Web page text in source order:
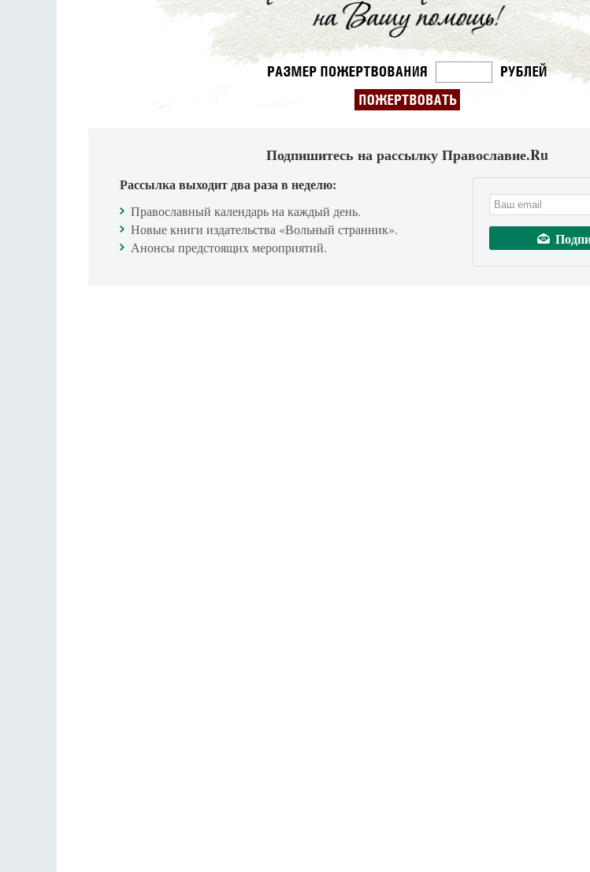
Подпишитесь на рассылку Православие.Ru
Рассылка выходит два раза в неделю:
Православный календарь на каждый день.
Новые книги издательства «Вольный странник».
Анонсы предстоящих мероприятий.